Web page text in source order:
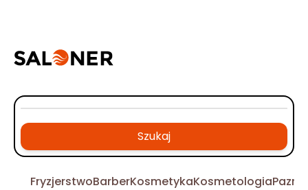
Szukaj
FryzjerstwoBarberKosmetykaKosmetologia